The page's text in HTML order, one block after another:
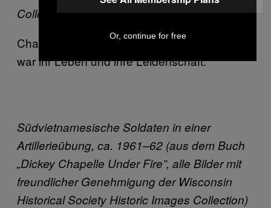
Collection, ca. 1956)
Chapelle war erst 47, als sie starb. Ihr Beruf
war ihr Leben und ihre Leidenschaft.
Südvietnamesische Soldaten in einer
Artillerieübung, ca. 1961–62 (aus dem Buch
„Dickey Chapelle Under Fire”, alle Bilder mit
freundlicher Genehmigung der Wisconsin
Historical Society Historic Images Collection)
Or, continue for free